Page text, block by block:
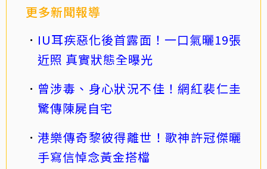
更多新聞報導
IU耳疾惡化後首露面！一口氣曬19張
近照 真實狀態全曝光
曾涉毒、身心狀況不佳！網紅裴仁圭
驚傳陳屍自宅
港樂傳奇黎彼得離世！歌神許冠傑曬
手寫信悼念黃金搭檔